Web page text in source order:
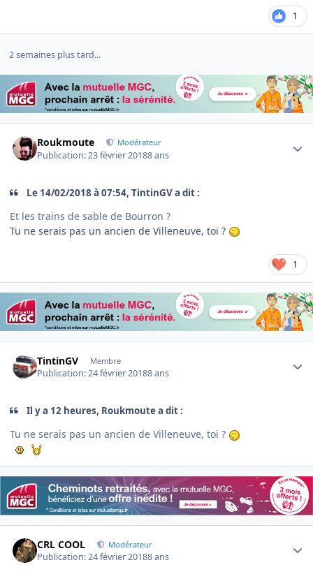
1
2 semaines plus tard...
Roukmoute Modérateur
Publication:23 février 20188 ans
Le 14/02/2018 à 07:54, TintinGV a dit :
Et les trains de sable de Bourron ?
Tu ne serais pas un ancien de Villeneuve, toi ?
1
TintinGV Membre
Publication:24 février 20188 ans
Il y a 12 heures, Roukmoute a dit :
Tu ne serais pas un ancien de Villeneuve, toi ?
CRL COOL Modérateur
Publication:24 février 20188 ans